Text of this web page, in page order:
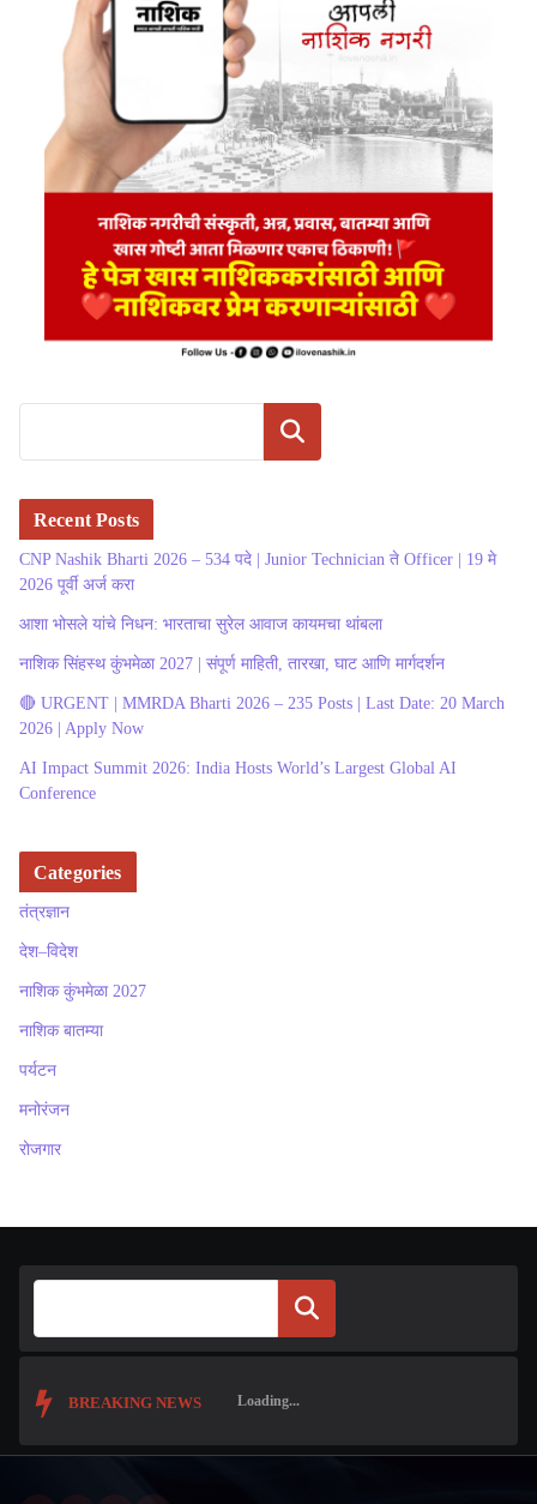
Search
Recent Posts
CNP Nashik Bharti 2026 – 534 पदे | Junior Technician ते Officer | 19 मे
2026 पूर्वी अर्ज करा
आशा भोसले यांचे निधन: भारताचा सुरेल आवाज कायमचा थांबला
नाशिक सिंहस्थ कुंभमेळा 2027 | संपूर्ण माहिती, तारखा, घाट आणि मार्गदर्शन
🔴 URGENT | MMRDA Bharti 2026 – 235 Posts | Last Date: 20 March
2026 | Apply Now
AI Impact Summit 2026: India Hosts World’s Largest Global AI
Conference
Categories
तंत्रज्ञान
देश–विदेश
नाशिक कुंभमेळा 2027
नाशिक बातम्या
पर्यटन
मनोरंजन
रोजगार
Search
BREAKING NEWS